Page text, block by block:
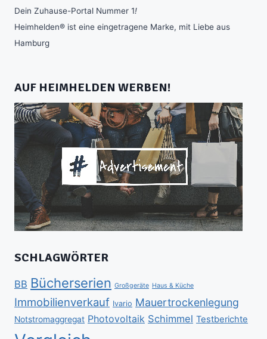
Dein Zuhause-Portal Nummer 1!
Heimhelden® ist eine eingetragene Marke, mit Liebe aus
Hamburg
AUF HEIMHELDEN WERBEN!
SCHLAGWÖRTER
BB Bücherserien Großgeräte Haus & Küche
Immobilienverkauf Ivario Mauertrockenlegung
Notstromaggregat Photovoltaik Schimmel Testberichte